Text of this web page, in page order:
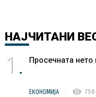
НАЈЧИТАНИ
1 Просечната нето
ЕКОНОМИЈА visibility 750